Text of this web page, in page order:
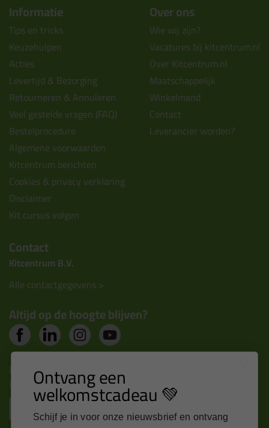
Informatie
Tips en tricks
Keuzehulpen
Acties
Levertijd & Bezorging
Retourneren & Annuleren
Veel gestelde vragen (FAQ)
Bestelprocedure
Algemene voorwaarden
Kitcentrum berichten
Cookies & privacy verklaring
Disclaimer
Kit cursus volgen
Over ons
Wie wij zijn?
Vacatures bij kitcentrum.nl
Over Kitcentrum.nl
Maatschappelijk
Winkelmand
Contact
Leverancier worden?
Contact
Kitcentrum B.V.
Alle contactgegevens >
Altijd op de hoogte blijven?
Nieuws, tips en exclusieve deals rechtstreeks in je
inbox Ontvang een
welkomstcadeau 💚
Schijf je in voor onze nieuwsbrief en ontvang